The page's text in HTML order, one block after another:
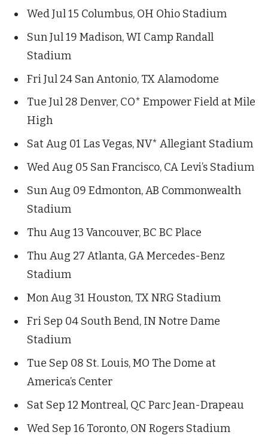
Wed Jul 15 Columbus, OH Ohio Stadium
Sun Jul 19 Madison, WI Camp Randall
Stadium
Fri Jul 24 San Antonio, TX Alamodome
Tue Jul 28 Denver, CO* Empower Field at Mile
High
Sat Aug 01 Las Vegas, NV* Allegiant Stadium
Wed Aug 05 San Francisco, CA Levi’s Stadium
Sun Aug 09 Edmonton, AB Commonwealth
Stadium
Thu Aug 13 Vancouver, BC BC Place
Thu Aug 27 Atlanta, GA Mercedes-Benz
Stadium
Mon Aug 31 Houston, TX NRG Stadium
Fri Sep 04 South Bend, IN Notre Dame
Stadium
Tue Sep 08 St. Louis, MO The Dome at
America’s Center
Sat Sep 12 Montreal, QC Parc Jean-Drapeau
Wed Sep 16 Toronto, ON Rogers Stadium